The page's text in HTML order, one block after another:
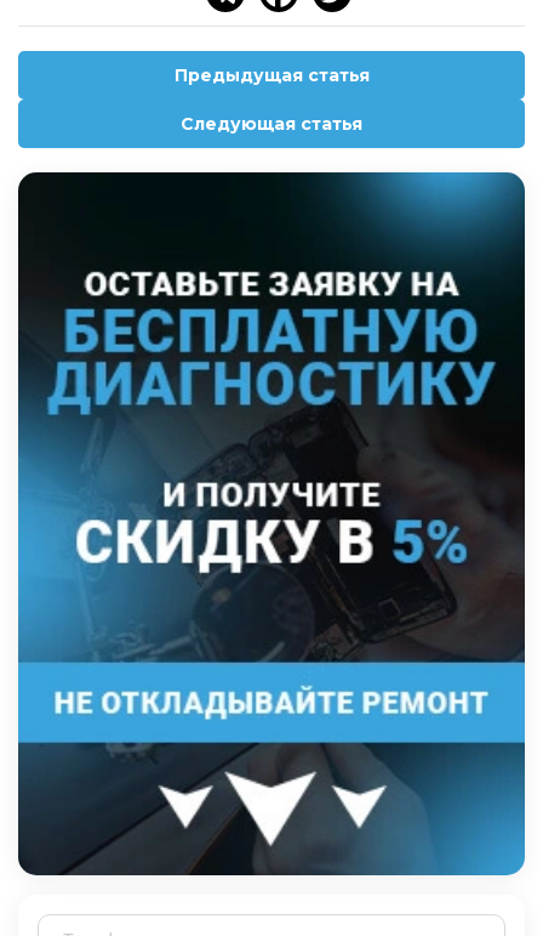
Предыдущая статья
Следующая статья